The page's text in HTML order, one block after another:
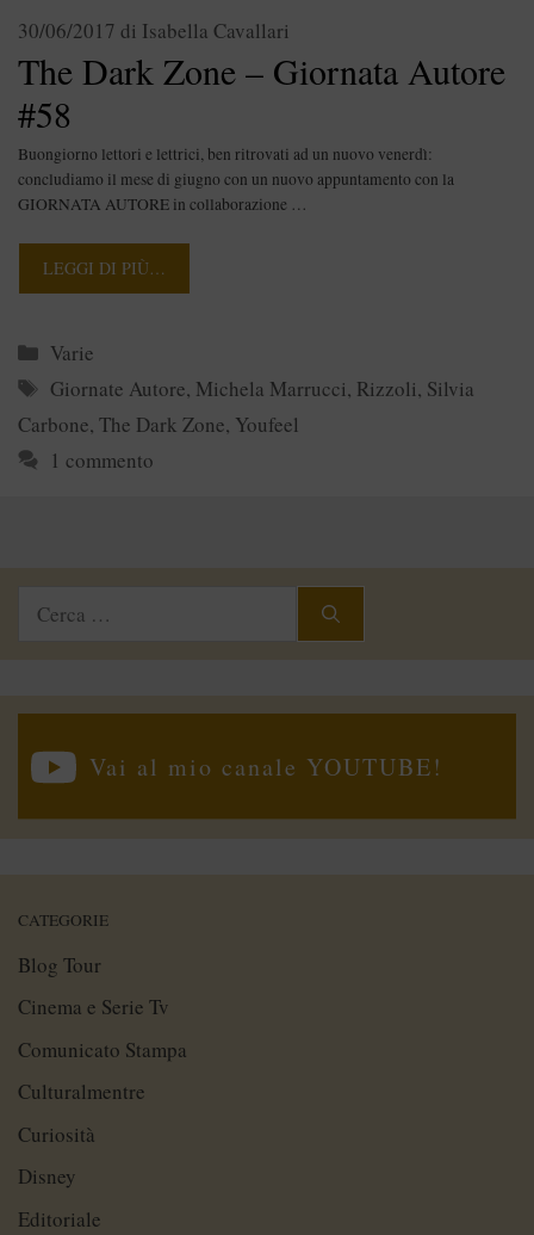
The Dark Zone – Giornata Autore
#58
30/06/2017 di Isabella Cavallari
Buongiorno lettori e lettrici, ben ritrovati ad un nuovo venerdì:
concludiamo il mese di giugno con un nuovo appuntamento con la
GIORNATA AUTORE in collaborazione …
LEGGI DI PIÙ…
Categorie
Varie
Tag
Giornate Autore, Michela Marrucci, Rizzoli, Silvia
Carbone, The Dark Zone, Youfeel
1 commento
Ricerca
Vai al mio canale YOUTUBE!
CATEGORIE
Blog Tour
Cinema e Serie Tv
Comunicato Stampa
Culturalmentre
Curiosità
Disney
Editoriale